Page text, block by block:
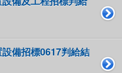
備招標0617判給結